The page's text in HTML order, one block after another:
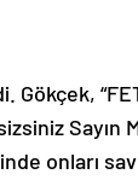
Gökçek,
Sayın
onları